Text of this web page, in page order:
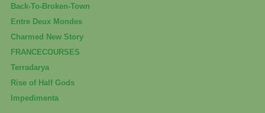
Back-To-Broken-Town
Entre Deux Mondes
Charmed New Story
FRANCECOURSES
Terradarya
Rise of Half Gods
Impedimenta